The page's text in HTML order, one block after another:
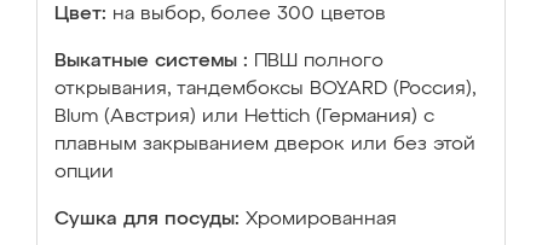
Цвет: на выбор, более 300 цветов
Выкатные системы :
ПВШ полного
открывания, тандембоксы BOYARD (Россия),
Blum (Австрия) или Hettich (Германия) с
плавным закрыванием дверок или без этой
опции
Сушка для посуды: Хромированная